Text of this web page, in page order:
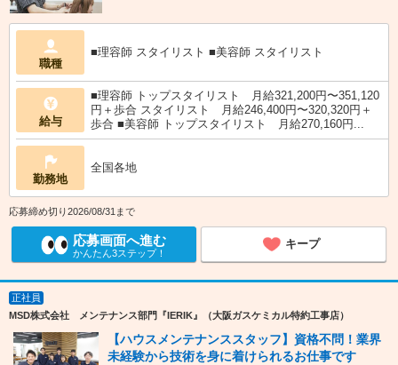
職種
■理容師 スタイリスト ■美容師 スタイリスト
給与
■理容師 トップスタイリスト 月給321,200円〜351,120
円＋歩合 スタイリスト 月給246,400円〜320,320円＋
歩合 ■美容師 トップスタイリスト 月給270,160円...
勤務地
全国各地
応募締め切り2026/08/31まで
応募画面へ進む
かんたん3ステップ！
キープ
正社員
MSD株式会社 メンテナンス部門『IERIK』（大阪ガスケミカル特約工事店）
【ハウスメンテナンススタッフ】資格不問！業界
未経験から技術を身に着けられるお仕事です